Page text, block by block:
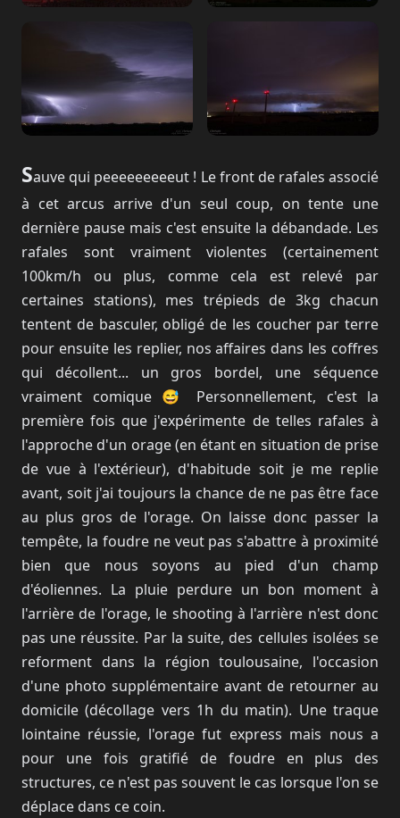
Sauve qui peeeeeeeeeut ! Le front de rafales associé
à cet arcus arrive d'un seul coup, on tente une
dernière pause mais c'est ensuite la débandade. Les
rafales sont vraiment violentes (certainement
100km/h ou plus, comme cela est relevé par
certaines stations), mes trépieds de 3kg chacun
tentent de basculer, obligé de les coucher par terre
pour ensuite les replier, nos affaires dans les coffres
qui décollent... un gros bordel, une séquence
vraiment comique 😅 Personnellement, c'est la
première fois que j'expérimente de telles rafales à
l'approche d'un orage (en étant en situation de prise
de vue à l'extérieur), d'habitude soit je me replie
avant, soit j'ai toujours la chance de ne pas être face
au plus gros de l'orage. On laisse donc passer la
tempête, la foudre ne veut pas s'abattre à proximité
bien que nous soyons au pied d'un champ
d'éoliennes. La pluie perdure un bon moment à
l'arrière de l'orage, le shooting à l'arrière n'est donc
pas une réussite. Par la suite, des cellules isolées se
reforment dans la région toulousaine, l'occasion
d'une photo supplémentaire avant de retourner au
domicile (décollage vers 1h du matin). Une traque
lointaine réussie, l'orage fut express mais nous a
pour une fois gratifié de foudre en plus des
structures, ce n'est pas souvent le cas lorsque l'on se
déplace dans ce coin.